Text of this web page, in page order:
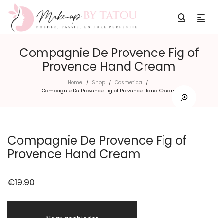
Compagnie De Provence Fig of
Provence Hand Cream
Home / Shop / Cosmetica /
Compagnie De Provence Fig of Provence Hand Cream
Compagnie De Provence Fig of
Provence Hand Cream
€19.90